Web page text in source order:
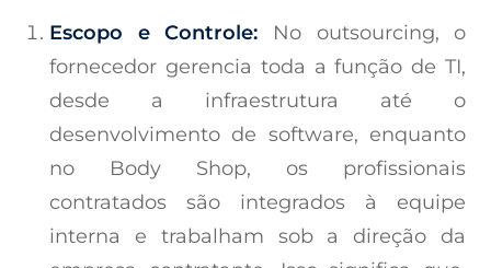
Escopo e Controle: No outsourcing, o
fornecedor gerencia toda a função de TI,
desde a infraestrutura até o
desenvolvimento de software, enquanto
no Body Shop, os profissionais
contratados são integrados à equipe
interna e trabalham sob a direção da